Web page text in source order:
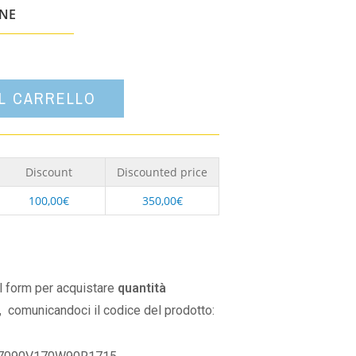
CARRELLO
Discount
Discounted price
100,00€ 350,00€
form per acquistare quantità
comunicandoci il codice del prodotto: